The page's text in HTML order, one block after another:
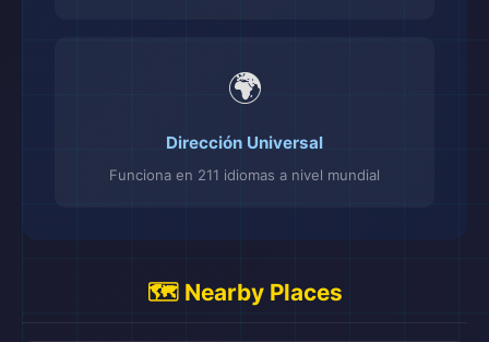
🌍
Dirección Universal
Funciona en 211 idiomas a nivel mundial
🗺️ Nearby Places